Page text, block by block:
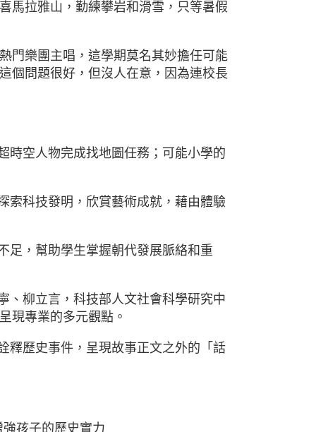
馬拉雅山，勤練攀岩和滑雪，只等暑假
門樂團主唱，這學期莫名其妙擔任可能
個問題很好，但沒人在意，因為連校長
時空人物完成找地圖任務；可能小學的
索科技發明，欣賞藝術成就，藉由體驗
足，幫助學生掌握朝代發展脈絡和重
、柳立言，科技部人文社會科學研究中
現專業的多元觀點。
釋歷史事件，呈現故事正文之外的「話
孩子的歷史實力